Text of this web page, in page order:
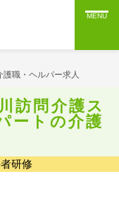
MENU
職・ヘルパー求人
訪問介護ス
ートの介護
研修